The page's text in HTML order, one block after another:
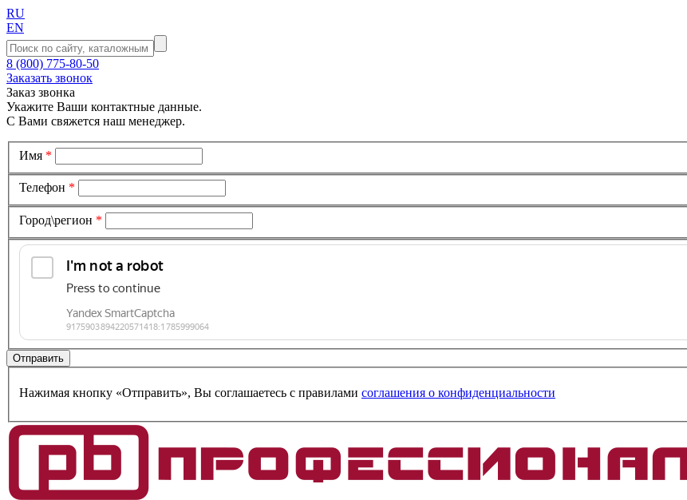
RU
EN
8 (800) 775-80-50
Заказать звонок
Заказ звонка
Укажите Ваши контактные данные.
С Вами свяжется наш менеджер.
Имя *
Телефон *
Город\регион *
Нажимая кнопку «Отправить», Вы соглашаетесь c правилами соглашения о конфиденциальности